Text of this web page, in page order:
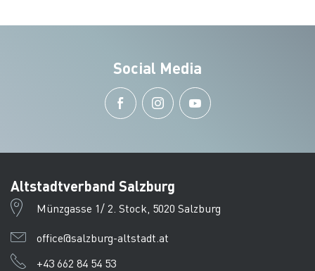
Social Media
Altstadtverband Salzburg
Münzgasse 1/ 2. Stock, 5020 Salzburg
office@salzburg-altstadt.at
+43 662 84 54 53